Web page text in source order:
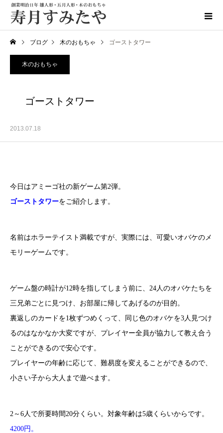
ブログ 木のおもちゃ ゴーストタワー
木のおもちゃ
ゴーストタワー
2013.07.18
今日はアミーゴ社の新ゲーム第2弾。
ゴーストタワーをご紹介します。
名前はホラーテイスト満載ですが、実際には、可愛いオバケのメ
モリーゲームです。
ゲーム盤の時計が12時を指してしまう前に、24人のオバケたちを
三兄弟ごとに見つけ、お部屋に帰してあげるのが目的。
裏返しのカードを1枚ずつめくって、同じ色のオバケを3人見つけ
るのはなかなか大変ですが、プレイヤー全員が協力して教え合う
ことができるので安心です。
プレイヤーの年齢に応じて、難易度を変えることができるので、
小さい子から大人まで遊べます。
2～6人で所要時間20分くらい。対象年齢は5歳くらいからです。
4200円。